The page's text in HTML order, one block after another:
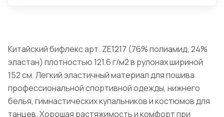
Китайский бифлекс арт. ZE1217 (76% полиамид, 24%
эластан) плотностью 121.6 г/м2 в рулонах шириной
152 см. Легкий эластичный материал для пошива
профессиональной спортивной одежды, нижнего
белья, гимнастических купальников и костюмов для
танцев. Хорошая растяжимость и комфорт при